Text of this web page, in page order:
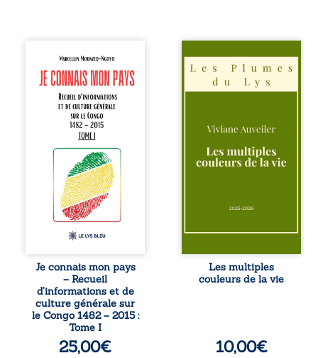
Je connais mon
pays se présente
comme une œuvre
de transmission et
d’éveil civique,
destinée à raviver
la mémoire
congolaise. En
retraçant les
grandes étapes de
l’histoire
nationale, il
entend combattre
l’ignorance, le
repli identitaire et
l’affaiblissement
patriotique.
Accessible à tous,
ce recueil offre
des repères
essentiels pour
mieux
comprendre le ...
Je connais mon pays
– Recueil
d’informations et de
culture générale sur
le Congo 1482 – 2015 :
Tome I
25,00€
Trois récits, trois
existences saisies
à l’instant où tout
bascule. Une
l’apaisement, un
recouvre
l’espérance, tandis
pour en retrouver
Entre souvenirs,
désillusions, Les
multiples couleurs
de la vie explore la
Les multiples
couleurs de la vie
10,00€